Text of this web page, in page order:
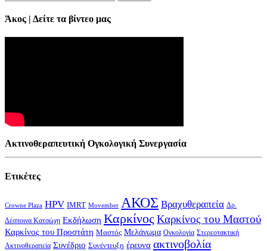
Άκος | Δείτε τα βίντεο μας
Ακτινοθεραπευτική Ογκολογική Συνεργασία
Ετικέτες
Crowne Plaza HPV IMRT Movember ΑΚΟΣ Βραχυθεραπεία Δρ.
Δέσποινα Κατσώχη Εκδήλωση Καρκίνος Καρκίνος του Μαστού
Καρκίνος του Προστάτη Μαστός Μελάνωμα Ογκολογία Στερεοτακτική
Ακτινοθεραπεία Συνέδριο Συνέντευξη έρευνα ακτινοβολία